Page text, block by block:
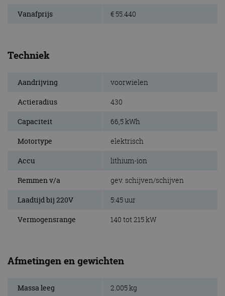
Vanafprijs € 55.440
Techniek
Aandrijving voorwielen
Actieradius 430
Capaciteit 66,5 kWh
Motortype elektrisch
Accu lithium-ion
Remmen v/a gev. schijven/schijven
Laadtijd bij 220V 5:45 uur
Vermogensrange 140 tot 215 kW
Afmetingen en gewichten
Massa leeg 2.005 kg